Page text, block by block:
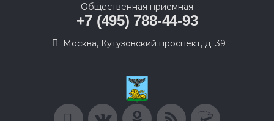
Общественная приемная
+7 (495) 788-44-93
Москва, Кутузовский проспект, д. 39